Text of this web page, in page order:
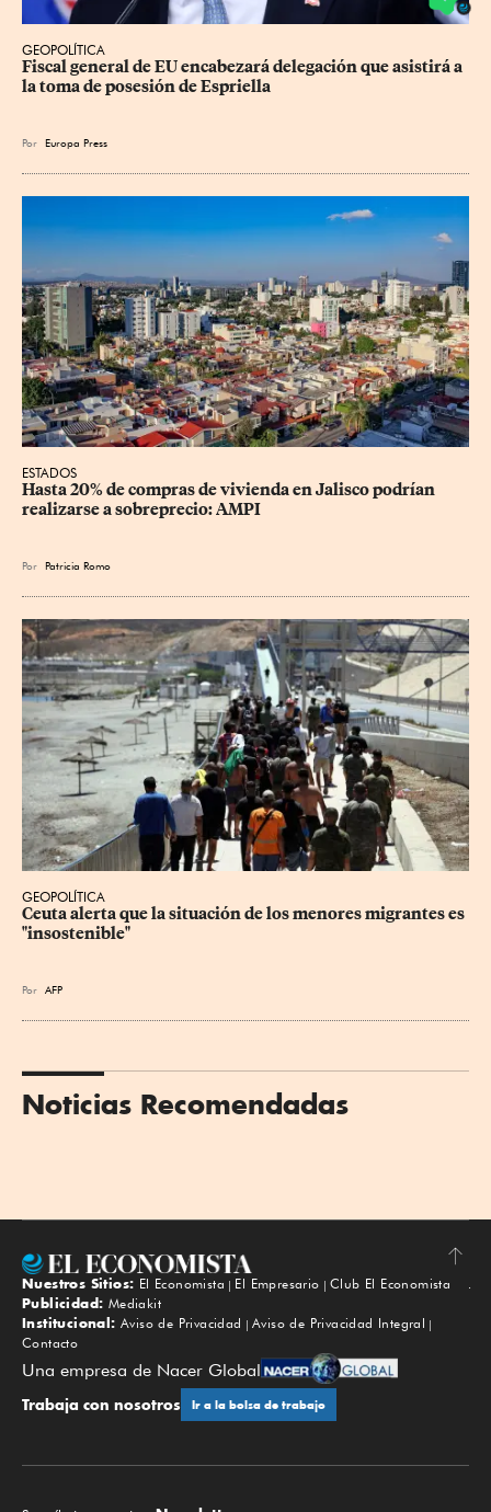
GEOPOLÍTICA
Fiscal general de EU encabezará delegación que asistirá a
la toma de posesión de Espriella
Por Europa Press
ESTADOS
Hasta 20% de compras de vivienda en Jalisco podrían
realizarse a sobreprecio: AMPI
Por Patricia Romo
GEOPOLÍTICA
Ceuta alerta que la situación de los menores migrantes es
"insostenible"
Por AFP
Noticias Recomendadas
Subir
Nuestros Sitios: El Economista El Empresario
Club El Economista
Publicidad: Mediakit
Institucional: Aviso de Privacidad
Aviso de Privacidad Integral
Contacto
Una empresa de Nacer Global
Trabaja con nosotros Ir a la bolsa de trabajo